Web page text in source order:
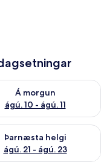
Á morgun
ágú. 10 - ágú. 11
framboð á morgun
16
Þarnæsta helgi
ágú. 21 - ágú. 23
framboð þarnæstu